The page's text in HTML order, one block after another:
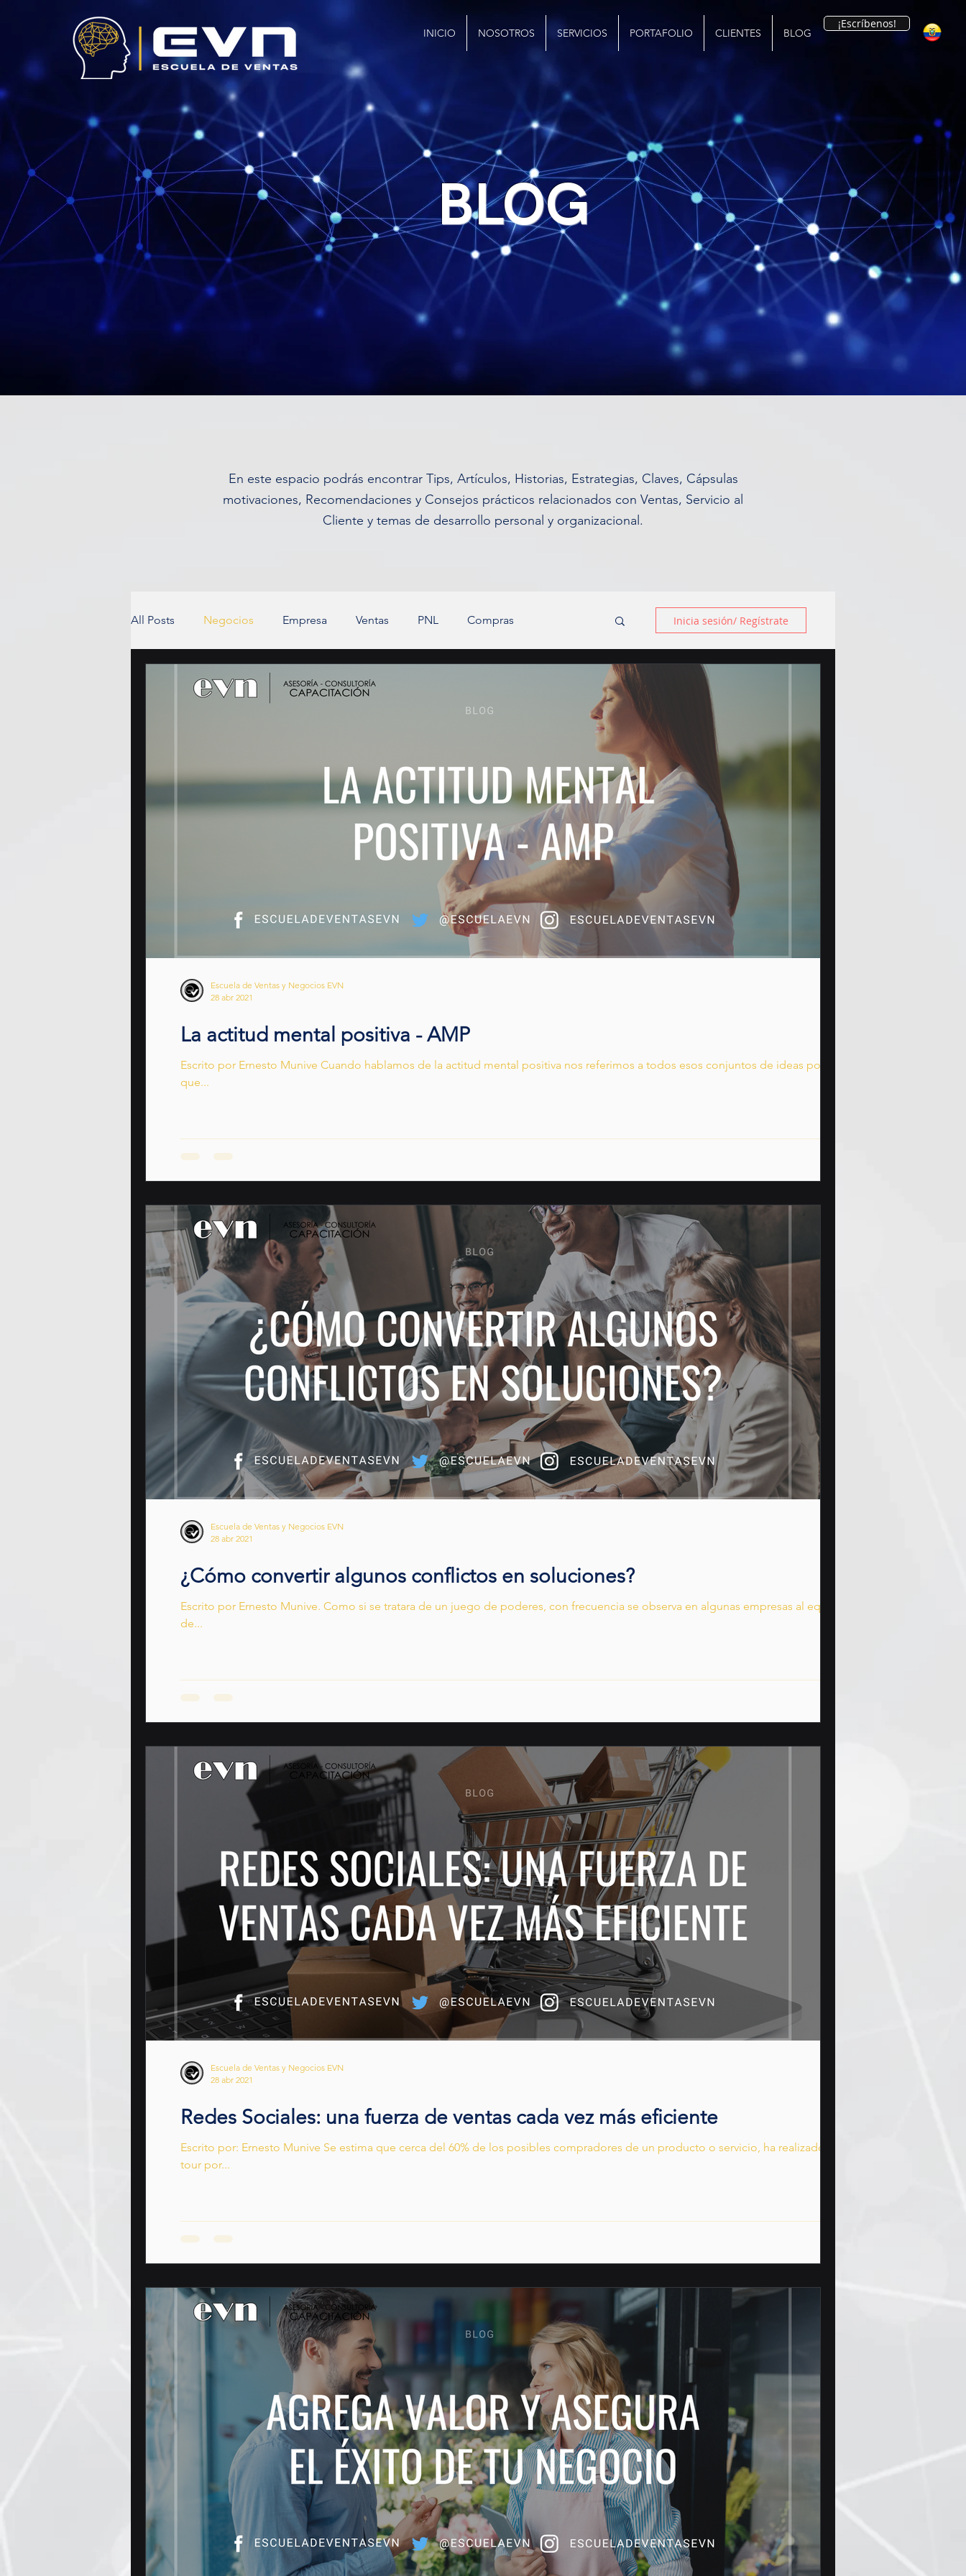
INICIO NOSOTROS SERVICIOS PORTAFOLIO CLIENTES BLOG
¡Escríbenos!
BLOG
En este espacio podrás encontrar Tips, Artículos, Historias, Estrategias, Claves, Cápsulas
motivaciones, Recomendaciones y Consejos prácticos relacionados con Ventas, Servicio al
Cliente y temas de desarrollo personal y organizacional.
All Posts Negocios Empresa Ventas PNL Compras
Servicio Al Cliente Capacitación
Inicia sesión/ Regístrate
La actitud mental positiva - AMP
Escrito por Ernesto Munive Cuando hablamos de la actitud mental positiva nos referimos a todos esos conjuntos de ideas positivas
que...
Escuela de Ventas y Negocios EVN
28 abr 2021
¿Cómo convertir algunos conflictos en soluciones?
Escrito por Ernesto Munive. Como si se tratara de un juego de poderes, con frecuencia se observa en algunas empresas al equipo
de...
Escuela de Ventas y Negocios EVN
28 abr 2021
Redes Sociales: una fuerza de ventas cada vez más eficiente
Escrito por: Ernesto Munive Se estima que cerca del 60% de los posibles compradores de un producto o servicio, ha realizado un
tour por...
Escuela de Ventas y Negocios EVN
28 abr 2021